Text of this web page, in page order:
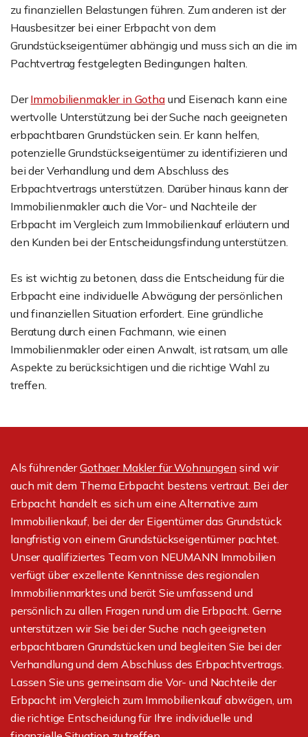
zu finanziellen Belastungen führen. Zum anderen ist der
Hausbesitzer bei einer Erbpacht von dem
Grundstückseigentümer abhängig und muss sich an die im
Pachtvertrag festgelegten Bedingungen halten.
DerImmobilienmakler in Gothaund Eisenach kann eine
wertvolle Unterstützung bei der Suche nach geeigneten
erbpachtbaren Grundstücken sein. Er kann helfen,
potenzielle Grundstückseigentümer zu identifizieren und
bei der Verhandlung und dem Abschluss des
Erbpachtvertrags unterstützen. Darüber hinaus kann der
Immobilienmakler auch die Vor- und Nachteile der
Erbpacht im Vergleich zum Immobilienkauf erläutern und
den Kunden bei der Entscheidungsfindung unterstützen.
Es ist wichtig zu betonen, dass die Entscheidung für die
Erbpacht eine individuelle Abwägung der persönlichen
und finanziellen Situation erfordert. Eine gründliche
Beratung durch einen Fachmann, wie einen
Immobilienmakler oder einen Anwalt, ist ratsam, um alle
Aspekte zu berücksichtigen und die richtige Wahl zu
treffen.
Als führenderGothaer Makler für Wohnungen sind wir
auch mit dem Thema Erbpacht bestens vertraut. Bei der
Erbpacht handelt es sich um eine Alternative zum
Immobilienkauf, bei der der Eigentümer das Grundstück
langfristig von einem Grundstückseigentümer pachtet.
Unser qualifiziertes Team von NEUMANN Immobilien
verfügt über exzellente Kenntnisse des regionalen
Immobilienmarktes und berät Sie umfassend und
persönlich zu allen Fragen rund um die Erbpacht. Gerne
unterstützen wir Sie bei der Suche nach geeigneten
erbpachtbaren Grundstücken und begleiten Sie bei der
Verhandlung und dem Abschluss des Erbpachtvertrags.
Lassen Sie uns gemeinsam die Vor- und Nachteile der
Erbpacht im Vergleich zum Immobilienkauf abwägen, um
die richtige Entscheidung für Ihre individuelle und